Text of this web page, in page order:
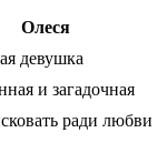
Олеся
девушка
и загадочная
ради любви